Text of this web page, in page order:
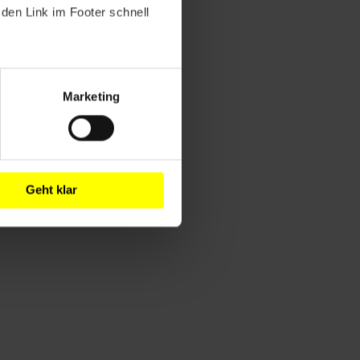
Link im Footer schnell
Marketing
Geht klar